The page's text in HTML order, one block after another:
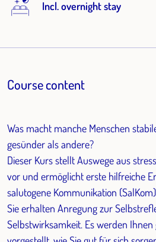
Incl. overnight stay
Course content
Was macht manche Menschen
gesünder als andere?
Dieser Kurs stellt Auswege aus
vor und ermöglicht erste hilfreiche
salutogene Kommunikation
Sie erhalten Anregung zur
Selbstwirksamkeit. Es werden Ihnen